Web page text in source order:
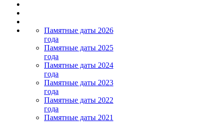
Памятные даты 2026
года
Памятные даты 2025
года
Памятные даты 2024
года
Памятные даты 2023
года
Памятные даты 2022
года
Памятные даты 2021